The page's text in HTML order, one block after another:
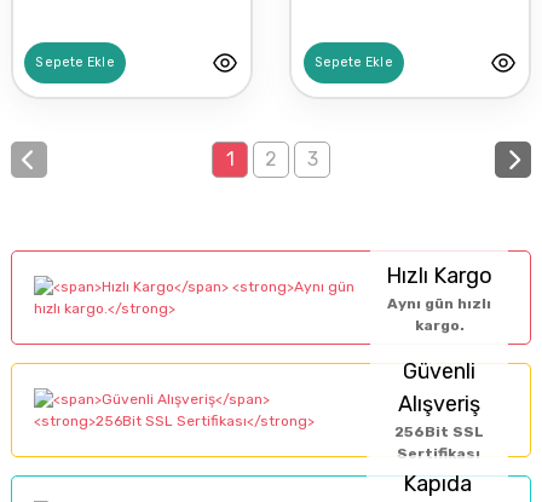
Sepete Ekle Sepete Ekle
1 2 3
Hızlı Kargo
Aynı gün hızlı
kargo.
Güvenli
Alışveriş
256Bit SSL
Sertifikası
Kapıda